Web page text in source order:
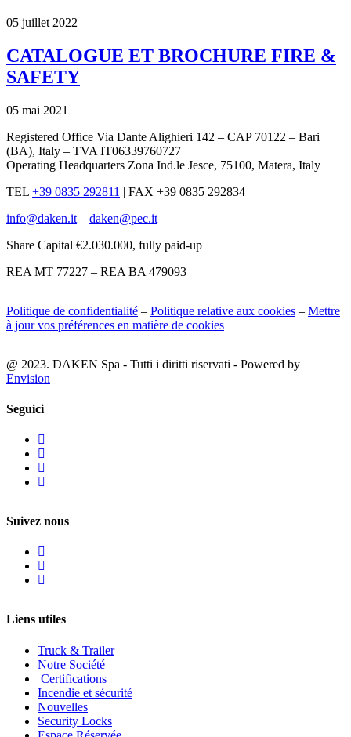
05 juillet 2022
CATALOGUE ET BROCHURE FIRE &
SAFETY
05 mai 2021
Registered Office Via Dante Alighieri 142 – CAP 70122 – Bari
(BA), Italy – TVA IT06339760727
Operating Headquarters Zona Ind.le Jesce, 75100, Matera, Italy
TEL +39 0835 292811 | FAX +39 0835 292834
info@daken.it – daken@pec.it
Share Capital €2.030.000, fully paid-up
REA MT 77227 – REA BA 479093
Politique de confidentialité – Politique relative aux cookies – Mettre
à jour vos préférences en matière de cookies
@ 2023. DAKEN Spa - Tutti i diritti riservati - Powered by
Envision
Seguici
Suivez nous
Liens utiles
Truck & Trailer
Notre Société
Certifications
Incendie et sécurité
Nouvelles
Security Locks